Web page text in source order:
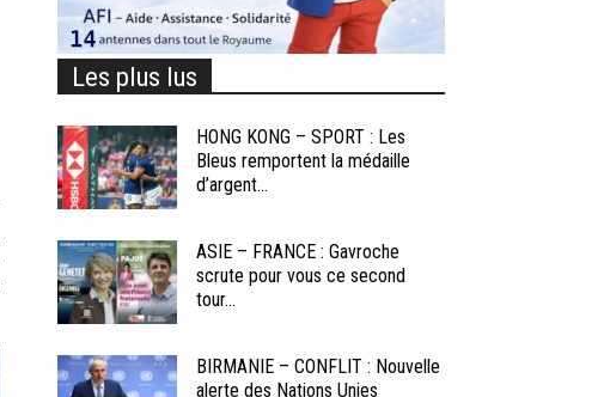
Les plus lus
HONG KONG – SPORT : Les
Bleus remportent la médaille
d’argent...
ASIE – FRANCE : Gavroche
scrute pour vous ce second
tour...
BIRMANIE – CONFLIT : Nouvelle
alerte des Nations Unies